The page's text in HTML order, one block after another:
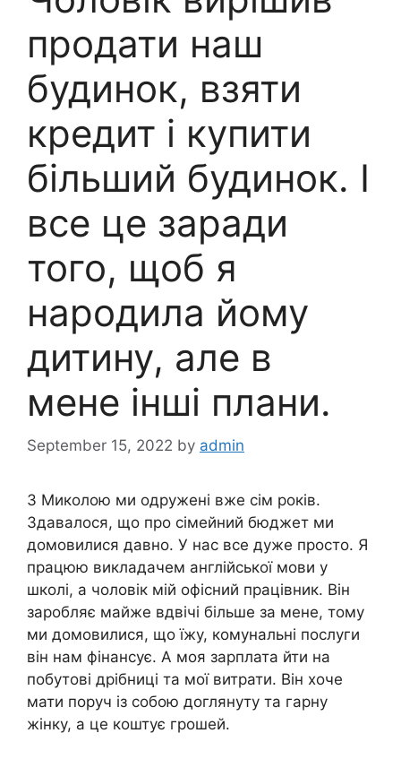
продати наш
будинок, взяти
кредит і купити
більший будинок. І
все це заради
того, щоб я
народила йому
дитину, але в
мене інші плани.
September 15, 2022 by admin
З Миколою ми одружені вже сім років.
Здавалося, що про сімейний бюджет ми
домовилися давно. У нас все дуже просто. Я
працюю викладачем англійської мови у
школі, а чоловік мій офісний працівник. Він
заробляє майже вдвічі більше за мене, тому
ми домовилися, що їжу, комунальні послуги
він нам фінансує. А моя зарплата йти на
побутові дрібниці та мої витрати. Він хоче
мати поруч із собою доглянуту та гарну
жінку, а це коштує грошей.